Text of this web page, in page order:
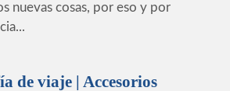
nuevas cosas, por eso y por
de viaje | Accesorios